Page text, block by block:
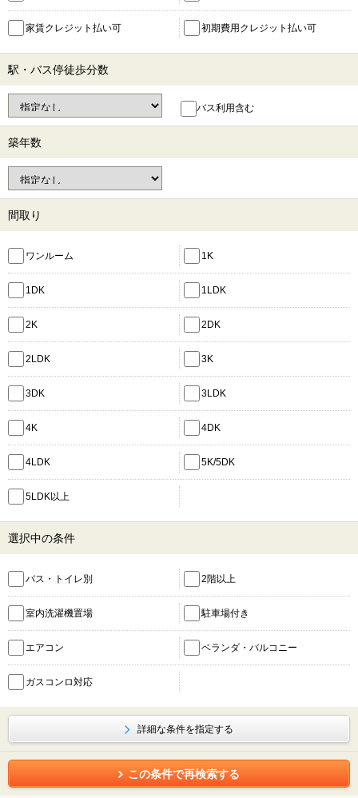
家賃クレジット払い可 初期費用クレジット払い可
駅・バス停徒歩分数
バス利用含む
築年数
間取り
ワンルーム 1K
1DK 1LDK
2K 2DK
2LDK 3K
3DK 3LDK
4K 4DK
4LDK 5K/5DK
5LDK以上
選択中の条件
バス・トイレ別 2階以上
室内洗濯機置場 駐車場付き
エアコン ベランダ・バルコニー
ガスコンロ対応
詳細な条件を指定する
この条件で再検索する